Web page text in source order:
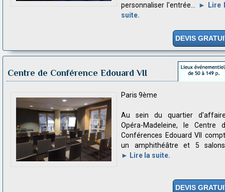
personnaliser l'entrée...
► Lire
suite.
DEVIS
Centre de Conférence Edouard VII
Paris 9ème
Au sein du quartier
Opéra-Madeleine, le Centre
Conférences Edouard VII
un amphithéâtre et 5
► Lire la suite.
DEVIS